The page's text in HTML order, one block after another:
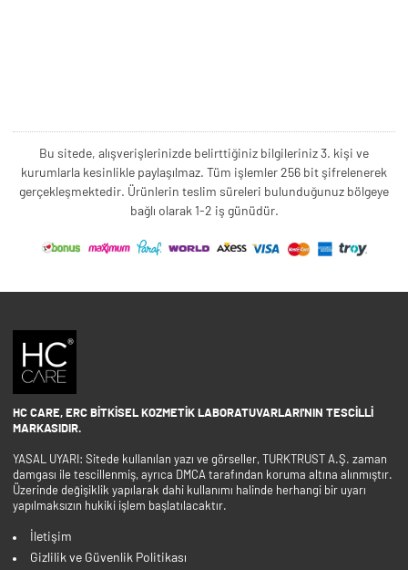
Bu sitede, alışverişlerinizde belirttiğiniz bilgileriniz 3. kişi ve
kurumlarla kesinlikle paylaşılmaz. Tüm işlemler 256 bit şifrelenerek
gerçekleşmektedir. Ürünlerin teslim süreleri bulunduğunuz bölgeye
bağlı olarak 1-2 iş günüdür.
HC CARE, ERC BITKISEL KOZMETIK LABORATUVARLARI'NIN TESCILLI
MARKASIDIR.
YASAL UYARI: Sitede kullanılan yazı ve görseller, TURKTRUST A.Ş. zaman
damgası ile tescillenmiş, ayrıca DMCA tarafından koruma altına alınmıştır.
Üzerinde değişiklik yapılarak dahi kullanımı halinde herhangi bir uyarı
yapılmaksızın hukiki işlem başlatılacaktır.
İletişim
Gizlilik ve Güvenlik Politikası